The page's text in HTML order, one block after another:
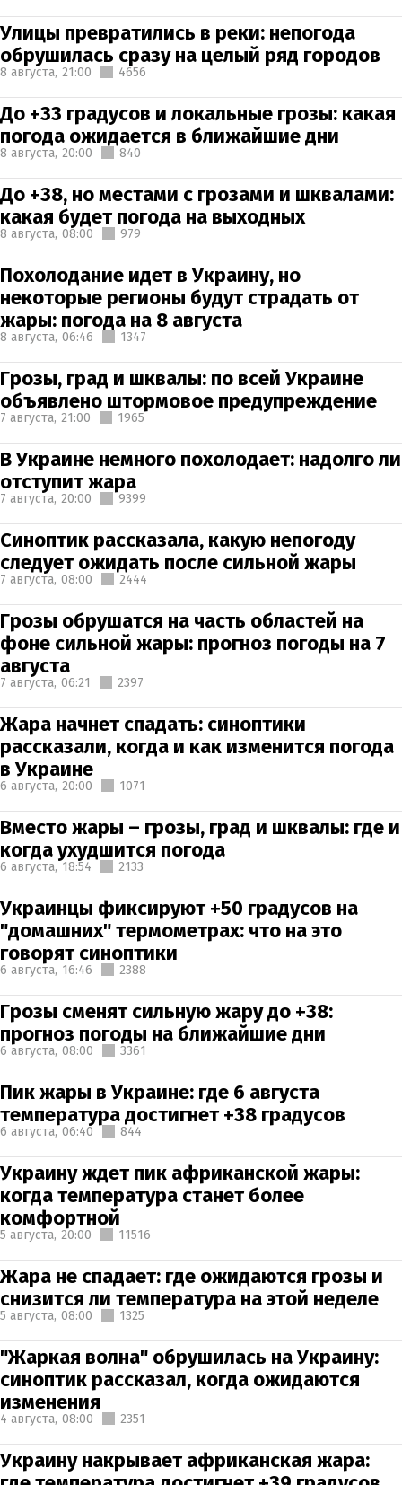
Улицы превратились в реки: непогода
обрушилась сразу на целый ряд городов
8 августа, 21:00 4656
До +33 градусов и локальные грозы: какая
погода ожидается в ближайшие дни
8 августа, 20:00 840
До +38, но местами с грозами и шквалами:
какая будет погода на выходных
8 августа, 08:00 979
Похолодание идет в Украину, но
некоторые регионы будут страдать от
жары: погода на 8 августа
8 августа, 06:46 1347
Грозы, град и шквалы: по всей Украине
объявлено штормовое предупреждение
7 августа, 21:00 1965
В Украине немного похолодает: надолго ли
отступит жара
7 августа, 20:00 9399
Синоптик рассказала, какую непогоду
следует ожидать после сильной жары
7 августа, 08:00 2444
Грозы обрушатся на часть областей на
фоне сильной жары: прогноз погоды на 7
августа
7 августа, 06:21 2397
Жара начнет спадать: синоптики
рассказали, когда и как изменится погода
в Украине
6 августа, 20:00 1071
Вместо жары – грозы, град и шквалы: где и
когда ухудшится погода
6 августа, 18:54 2133
Украинцы фиксируют +50 градусов на
"домашних" термометрах: что на это
говорят синоптики
6 августа, 16:46 2388
Грозы сменят сильную жару до +38:
прогноз погоды на ближайшие дни
6 августа, 08:00 3361
Пик жары в Украине: где 6 августа
температура достигнет +38 градусов
6 августа, 06:40 844
Украину ждет пик африканской жары:
когда температура станет более
комфортной
5 августа, 20:00 11516
Жара не спадает: где ожидаются грозы и
снизится ли температура на этой неделе
5 августа, 08:00 1325
"Жаркая волна" обрушилась на Украину:
синоптик рассказал, когда ожидаются
изменения
4 августа, 08:00 2351
Украину накрывает африканская жара: